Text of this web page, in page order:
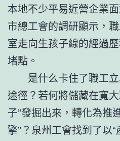
本地不少平易近營企業
市總工會的調研顯示，
室走向生孩子線的經過
堵點。
是什么卡住了職工
途徑？若何將儲藏在寬
子”發掘出來，轉化為推
擎”？泉州工會找到了以“